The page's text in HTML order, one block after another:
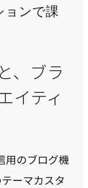
ョンで課
、ブラ
イティ
用のブログ機
ーマカスタ